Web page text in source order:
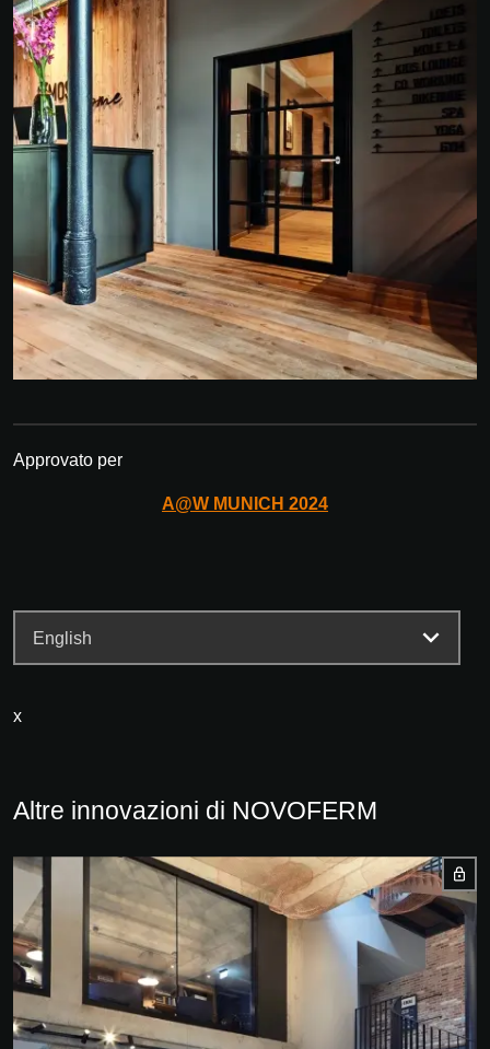
Approvato per
A@W MUNICH 2024
x
Altre innovazioni di NOVOFERM